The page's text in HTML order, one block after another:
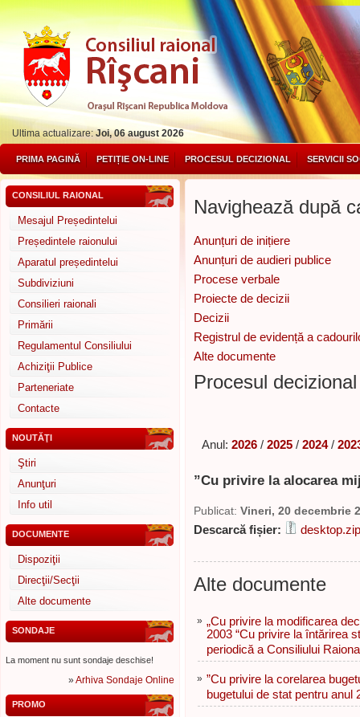
Ultima actualizare:Joi, 06 august 2026
PRIMA PAGINĂ PETIȚIE ON-LINE PROCESUL DECIZIONAL SERVICII
CONSILIUL RAIONAL
Mesajul Președintelui
Președintele raionului
Aparatul președintelui
Subdiviziuni
Consilieri raionali
Primării
Regulamentul Consiliului
Achiziţii Publice
Parteneriate
Contacte
NOUTĂŢI
Ştiri
Anunţuri
Info util
DOCUMENTE
Dispoziţii
Direcţii/Secţii
Alte documente
SONDAJE
La moment nu sunt sondaje deschise!
»Arhiva Sondaje Online
PROMO
Navighează după
Anunțuri de inițiere
Anunțuri de audieri publice
Procese verbale
Proiecte de decizii
Decizii
Registrul de evidență a
Alte documente
Procesul
Anul: 2026 / 2025 / 2024/
”Сu privire la alocarea
Publicat: Vineri, 20 decembrie
Descarcă fișier: desktop.zip
Alte documente
» „Cu privire la modificarea
2003 “Cu privire la întărirea
periodică a Consiliului
» ”Сu privire la corelarea
bugetului de stat pentru anul